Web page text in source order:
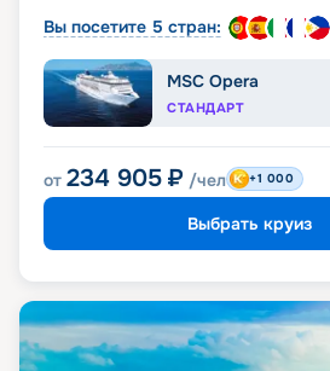
Вы посетите 5 стран:
MSC Opera
СТАНДАРТ
от 234 905 ₽ /чел +1 000
Выбрать круиз